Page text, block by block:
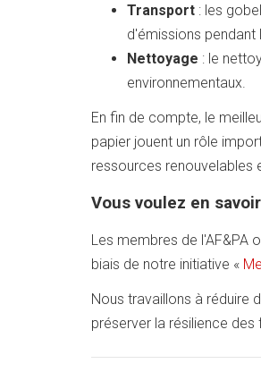
Transport : les
d'émissions pendant
Nettoyage : le
environnementaux.
En fin de compte, le
papier jouent un rôle
ressources renouvelables
Vous voulez en
Les membres de l'AF&PA
biais de notre initiative «
Nous travaillons à réduire
préserver la résilience